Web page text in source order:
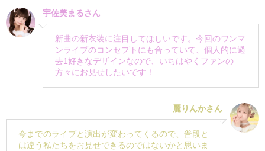
宇佐美まるさん
新曲の新衣装に注目してほしいです。今回のワンマ
ンライブのコンセプトにも合っていて、個人的に過
去1好きなデザインなので、いちはやくファンの
方々にお見せしたいです！
麗りんかさん
今までのライブと演出が変わってくるので、普段と
は違う私たちをお見せできるのではないかと思いま